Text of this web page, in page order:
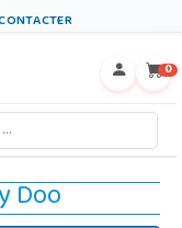
0
Doo